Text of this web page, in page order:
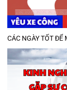
CÁC NGÀY TỐT